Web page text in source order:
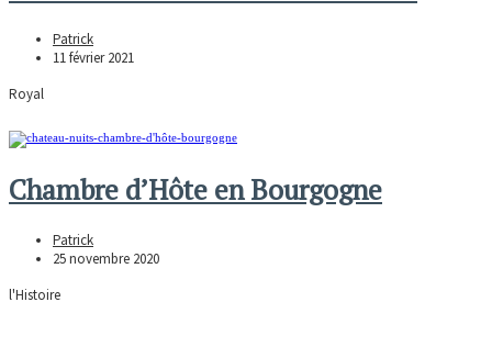
Patrick
11 février 2021
Royal
Chambre d’Hôte en Bourgogne
Patrick
25 novembre 2020
l'Histoire